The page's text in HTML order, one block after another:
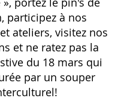
participez à nos
ateliers, visitez nos
et ne ratez pas la
du 18 mars qui
par un souper